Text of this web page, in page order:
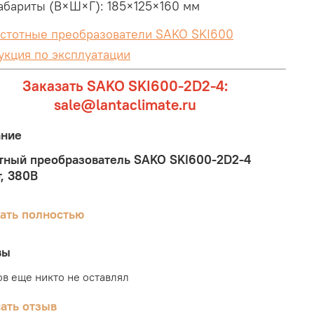
(В×Ш×Г): 185×125×160 мм
преобразователи SAKO SKI600
по эксплуатации
Заказать SAKO SKI600-2D2-4:
sale@lantaclimate.ru
преобразователь SAKO SKI600-2D2-4
380В
для управления асинхронными
промышленных, торговых и др.
полностью
еще никто не оставлял
отзыв